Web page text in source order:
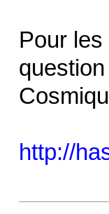
Pour
http://